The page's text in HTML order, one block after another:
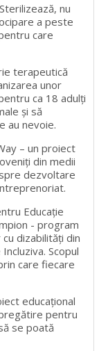
nu
a peste
care
terapeutică
unor
ca 18 adulţi
și să
au nevoie.
– un proiect
din medii
dezvoltare
Educație
- program
dizabilităţi din
Scopul
care fiecare
educațional
pentru
se poată